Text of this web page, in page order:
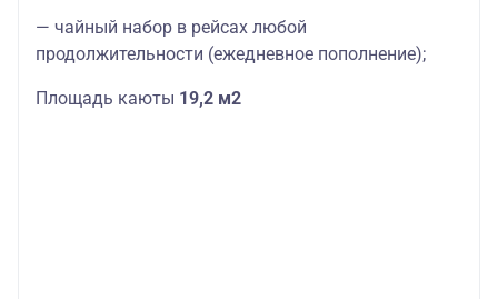
— чайный набор в рейсах любой
продолжительности (ежедневное пополнение);
Площадь каюты 19,2 м2